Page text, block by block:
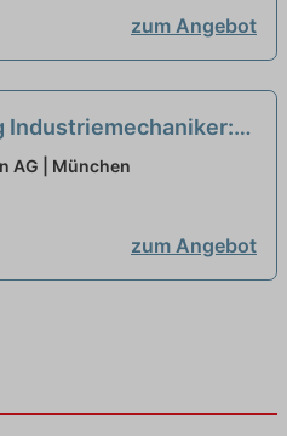
zum Angebot
Industriemechaniker:in
2027 - For
AG | München
zum Angebot